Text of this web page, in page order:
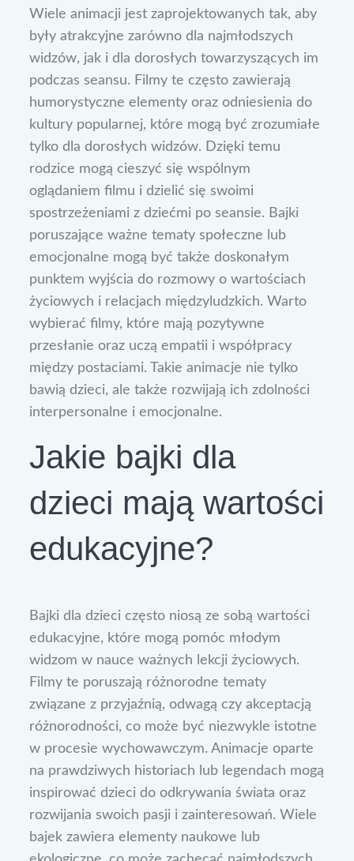
Wiele animacji jest zaprojektowanych tak, aby
były atrakcyjne zarówno dla najmłodszych
widzów, jak i dla dorosłych towarzyszących im
podczas seansu. Filmy te często zawierają
humorystyczne elementy oraz odniesienia do
kultury popularnej, które mogą być zrozumiałe
tylko dla dorosłych widzów. Dzięki temu
rodzice mogą cieszyć się wspólnym
oglądaniem filmu i dzielić się swoimi
spostrzeżeniami z dziećmi po seansie. Bajki
poruszające ważne tematy społeczne lub
emocjonalne mogą być także doskonałym
punktem wyjścia do rozmowy o wartościach
życiowych i relacjach międzyludzkich. Warto
wybierać filmy, które mają pozytywne
przesłanie oraz uczą empatii i współpracy
między postaciami. Takie animacje nie tylko
bawią dzieci, ale także rozwijają ich zdolności
interpersonalne i emocjonalne.
Jakie bajki dla
dzieci mają wartości
edukacyjne?
Bajki dla dzieci często niosą ze sobą wartości
edukacyjne, które mogą pomóc młodym
widzom w nauce ważnych lekcji życiowych.
Filmy te poruszają różnorodne tematy
związane z przyjaźnią, odwagą czy akceptacją
różnorodności, co może być niezwykle istotne
w procesie wychowawczym. Animacje oparte
na prawdziwych historiach lub legendach mogą
inspirować dzieci do odkrywania świata oraz
rozwijania swoich pasji i zainteresowań. Wiele
bajek zawiera elementy naukowe lub